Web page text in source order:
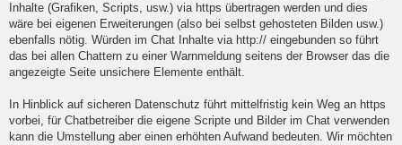
Inhalte (Grafiken, Scripts, usw.) via https übertragen werden und dies
wäre bei eigenen Erweiterungen (also bei selbst gehosteten Bilden usw.)
ebenfalls nötig. Würden im Chat Inhalte via http:// eingebunden so führt
das bei allen Chattern zu einer Warnmeldung seitens der Browser das die
angezeigte Seite unsichere Elemente enthält.
In Hinblick auf sicheren Datenschutz führt mittelfristig kein Weg an https
vorbei, für Chatbetreiber die eigene Scripte und Bilder im Chat verwenden
kann die Umstellung aber einen erhöhten Aufwand bedeuten. Wir möchten